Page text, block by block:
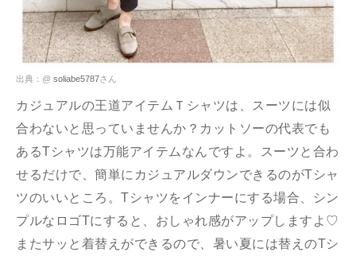
出典：@ soliabe5787さん
カジュアルの王道アイテムＴシャツは、スーツには似
合わないと思っていませんか？カットソーの代表でも
あるTシャツは万能アイテムなんですよ。スーツと合わ
せるだけで、簡単にカジュアルダウンできるのがTシャ
ツのいいところ。Tシャツをインナーにする場合、シン
プルなロゴTにすると、おしゃれ感がアップしますよ♡
またサッと着替えができるので、暑い夏には替えのTシ